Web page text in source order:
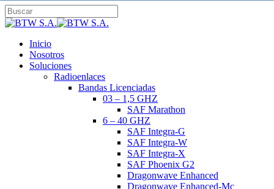
Skip
to
content
Close
search
Menu
Inicio
Nosotros
Soluciones
Radioenlaces
Bandas Licenciadas
03 – 1,5 GHZ
SAF Marathon
6 – 40 GHZ
SAF Integra-G
SAF Integra-W
SAF Integra-X
SAF Phoenix G2
Dragonwave Enhanced
Dragonwave Enhanced-Mc